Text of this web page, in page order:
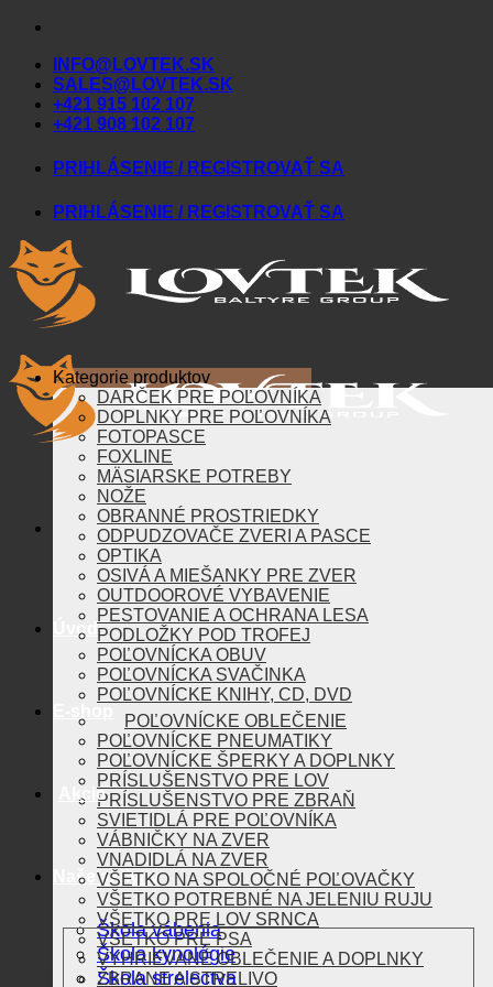
Skip
contentINFO@LOVTEK.SK
SALES@LOVTEK.SK
+421 915 102 107
+421 908 102 107
PRIHLÁSENIE / REGISTROVAŤ SA
PRIHLÁSENIE / REGISTROVAŤ SA
Úvod
Akcie
Naše aktivity
Škola vábenia
Škola kynológie
Škola strelectva
Kategorie produktov
DARČEK PRE POĽOVNÍKA
DOPLNKY PRE POĽOVNÍKA
FOTOPASCE
FOXLINE
MÄSIARSKE POTREBY
NOŽE
OBRANNÉ PROSTRIEDKY
ODPUDZOVAČE ZVERI A PASCE
OPTIKA
OSIVÁ A MIEŠANKY PRE ZVER
OUTDOOROVÉ VYBAVENIE
PESTOVANIE A OCHRANA LESA
PODLOŽKY POD TROFEJ
POĽOVNÍCKA OBUV
POĽOVNÍCKA SVAČINKA
POĽOVNÍCKE KNIHY, CD, DVD
POĽOVNÍCKE OBLEČENIE
POĽOVNÍCKE PNEUMATIKY
POĽOVNÍCKE ŠPERKY A DOPLNKY
PRÍSLUŠENSTVO PRE LOV
PRÍSLUŠENSTVO PRE ZBRAŇ
SVIETIDLÁ PRE POĽOVNÍKA
VÁBNIČKY NA ZVER
VNADIDLÁ NA ZVER
VŠETKO NA SPOLOČNÉ POĽOVAČKY
VŠETKO POTREBNÉ NA JELENIU RUJU
VŠETKO PRE LOV SRNCA
VŠETKO PRE PSA
VYHRIEVANÉ OBLEČENIE A DOPLNKY
ZBRANE A STRELIVO